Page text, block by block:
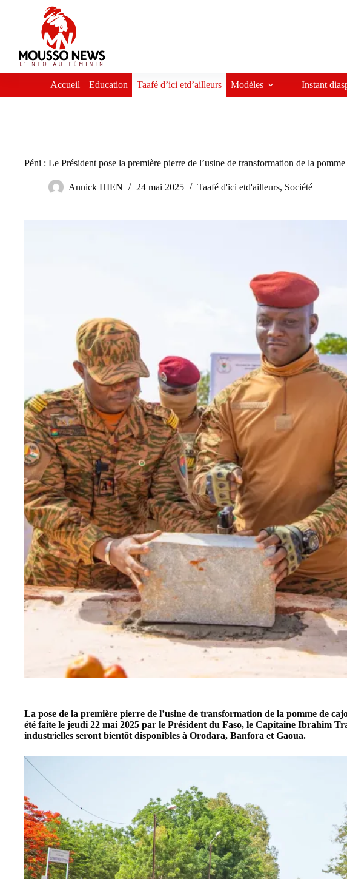
Accueil Education Taafé d’ici etd’ailleurs Modèles Instant
Péni : Le Président pose la première pierre de l’usine de transformation de la
Annick HIEN 24 mai 2025 Taafé d'ici etd'ailleurs, Société
La pose de la première pierre de l’usine de transformation de la pomme de
été faite le jeudi 22 mai 2025 par le Président du Faso, le Capitaine Ibrahim
industrielles seront bientôt disponibles à Orodara, Banfora et Gaoua.